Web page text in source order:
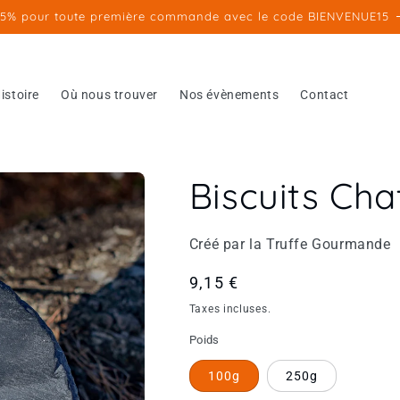
pour toute première commande avec le code BIENVENUE15
Où nous trouver Nos évènements Contact
Biscuits
Créé par la Truffe Gourmande
Prix
habituel
9,15 €
Taxes incluses.
Poids
100g 250g